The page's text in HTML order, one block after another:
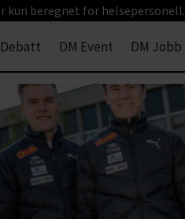
kun beregnet for helsepersonell.
Debatt DM Event DM Jobb